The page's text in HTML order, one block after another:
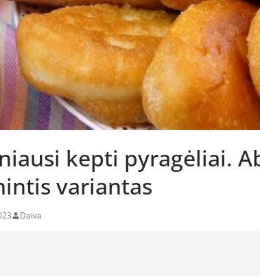
kepti pyragėliai.
variantas
Daiva